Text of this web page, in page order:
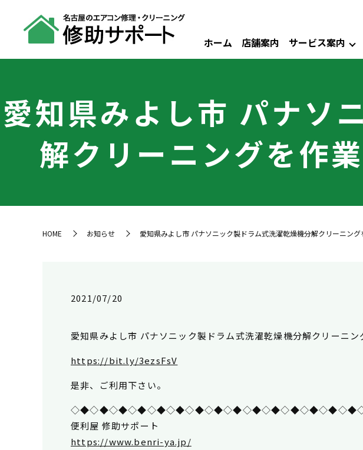
ホーム 店舗案内 サービス案内
愛知県みよし市 パナソ
解クリーニングを作
HOME お知らせ 愛知県みよし市 パナソニック製ドラム式洗濯乾燥機分解クリーニン
2021/07/20
愛知県みよし市 パナソニック製ドラム式洗濯乾燥機分解クリーニン
https://bit.ly/3ezsFsV
是非、ご利用下さい。
便利屋 修助サポート
https://www.benri-ya.jp/